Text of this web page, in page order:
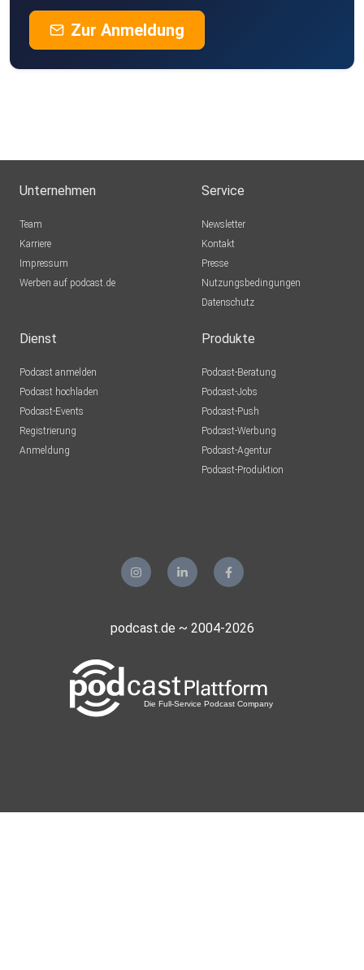
Zur Anmeldung
Unternehmen
Team
Karriere
Impressum
Werben auf podcast.de
Service
Newsletter
Kontakt
Presse
Nutzungsbedingungen
Datenschutz
Dienst
Podcast anmelden
Podcast hochladen
Podcast-Events
Registrierung
Anmeldung
Produkte
Podcast-Beratung
Podcast-Jobs
Podcast-Push
Podcast-Werbung
Podcast-Agentur
Podcast-Produktion
podcast.de ~ 2004-2026